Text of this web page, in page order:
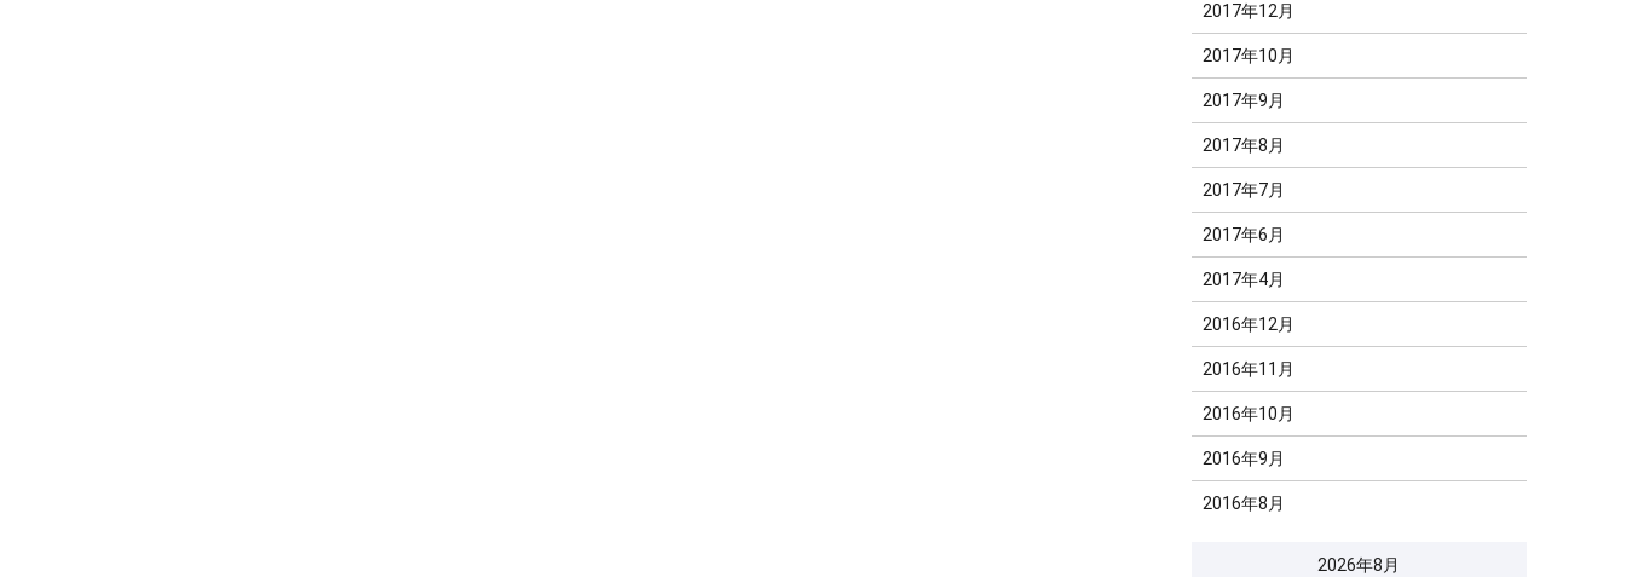
2017年12月
2017年10月
2017年9月
2017年8月
2017年7月
2017年6月
2017年4月
2016年12月
2016年11月
2016年10月
2016年9月
2016年8月
2026年8月